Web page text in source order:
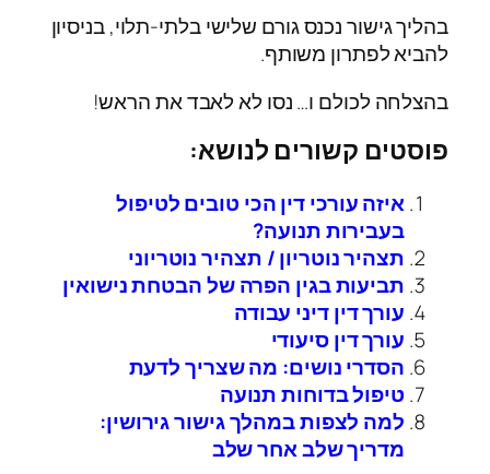
בהליך גישור נכנס גורם שלישי בלתי-תלוי, בניסיון
להביא לפתרון משותף.
בהצלחה לכולם ו… נסו לא לאבד את הראש!
פוסטים קשורים לנושא:
איזה עורכי דין הכי טובים לטיפול
בעבירות תנועה?
תצהיר נוטריון / תצהיר נוטריוני
תביעות בגין הפרה של הבטחת נישואין
עורך דין דיני עבודה
עורך דין סיעודי
הסדרי נושים: מה שצריך לדעת
טיפול בדוחות תנועה
למה לצפות במהלך גישור גירושין:
מדריך שלב אחר שלב